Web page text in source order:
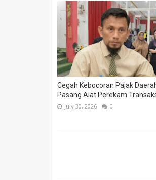
Cegah Kebocoran Pajak
Pasang Alat Perekam
July 30, 2026 0